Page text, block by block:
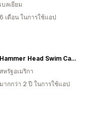
เบลเยียม
6 เดือน ในการใช้แอป
Hammer Head Swim Caps
สหรัฐอเมริกา
มากกว่า 2 ปี ในการใช้แอป